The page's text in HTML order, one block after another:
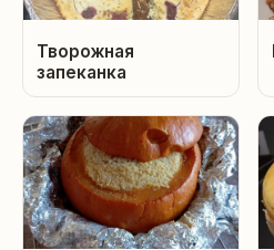
Творожная
запеканка